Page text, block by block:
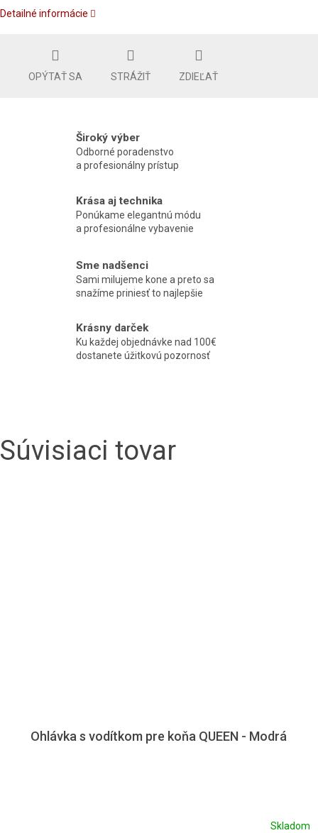
Detailné informácie
OPÝTAŤ SA STRÁŽIŤ ZDIEĽAŤ
Široký výber
Odborné poradenstvo
a profesionálny prístup
Krása aj technika
Ponúkame elegantnú módu
a profesionálne vybavenie
Sme nadšenci
Sami milujeme kone a preto sa
snažíme priniesť to najlepšie
Krásny darček
Ku každej objednávke nad 100€
dostanete úžitkovú pozornosť
Súvisiaci tovar
Ohlávka s vodítkom pre koňa QUEEN - Modrá
Skladom